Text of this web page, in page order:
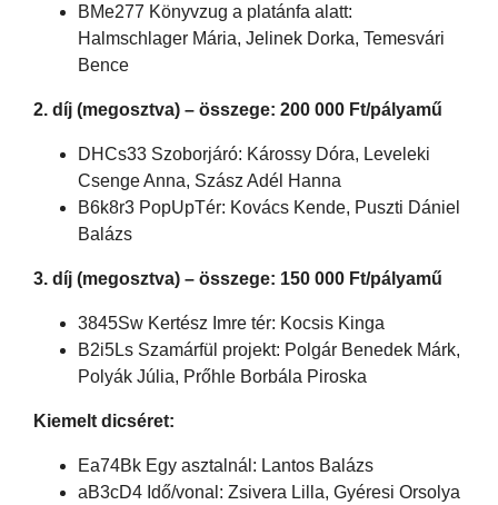
BMe277 Könyvzug a platánfa alatt:
Halmschlager Mária, Jelinek Dorka, Temesvári
Bence
2. díj (megosztva) – összege: 200 000 Ft/pályamű
DHCs33 Szoborjáró: Károssy Dóra, Leveleki
Csenge Anna, Szász Adél Hanna
B6k8r3 PopUpTér: Kovács Kende, Puszti Dániel
Balázs
3. díj (megosztva) – összege: 150 000 Ft/pályamű
3845Sw Kertész Imre tér: Kocsis Kinga
B2i5Ls Szamárfül projekt: Polgár Benedek Márk,
Polyák Júlia, Prőhle Borbála Piroska
Kiemelt dicséret:
Ea74Bk Egy asztalnál: Lantos Balázs
aB3cD4 Idő/vonal: Zsivera Lilla, Gyéresi Orsolya